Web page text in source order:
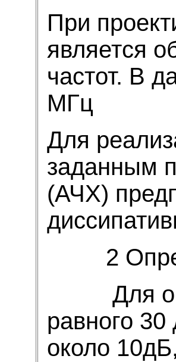
При
является
частот. В
МГц
Для
заданным
(АЧХ)
2
Для
равного
около